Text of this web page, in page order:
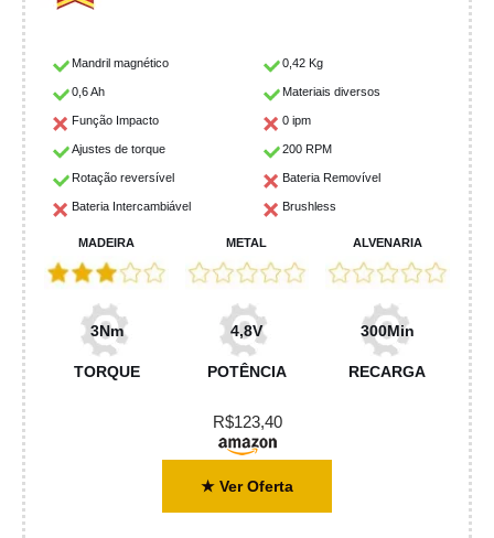
Mandril magnético 0,42 Kg
0,6 Ah Materiais diversos
Função Impacto 0 ipm
Ajustes de torque 200 RPM
Rotação reversível Bateria Removível
Bateria Intercambiável Brushless
MADEIRA METAL ALVENARIA
3Nm
TORQUE
4,8V
POTÊNCIA
300Min
RECARGA
R$123,40
★ Ver Oferta